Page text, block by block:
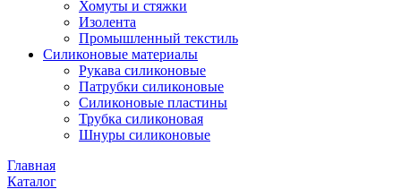
Хомуты и стяжки
Изолента
Промышленный текстиль
Силиконовые материалы
Рукава силиконовые
Патрубки силиконовые
Силиконовые пластины
Трубка силиконовая
Шнуры силиконовые
Главная
Каталог